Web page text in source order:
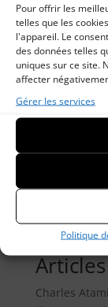
Pour offrir les
telles que les
l'appareil. Le
des données telles
uniques sur ce site.
affecter
Gérer les services
Politique
Abdülhamid
Charles